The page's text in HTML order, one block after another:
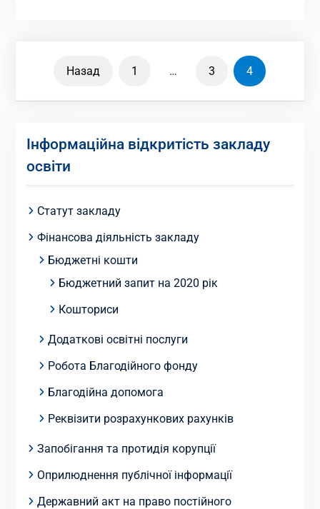
Пагінація
Назад 1 … 3 4
Інформаційна відкритість закладу
освіти
Статут закладу
Фінансова діяльність закладу
Бюджетні кошти
Бюджетний запит на 2020 рік
Кошториси
Додаткові освітні послуги
Робота Благодійного фонду
Благодійна допомога
Реквізити розрахункових рахунків
Запобігання та протидія корупції
Оприлюднення публічної інформації
Державний акт на право постійного